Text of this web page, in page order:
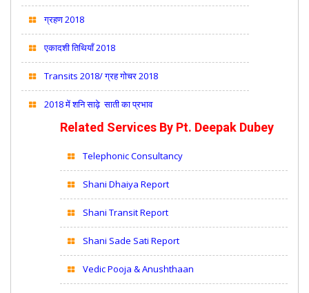
ग्रहण 2018
एकादशी तिथियाँ 2018
Transits 2018/ ग्रह गोचर 2018
2018 में शनि साढ़े साती का प्रभाव
Related Services By Pt. Deepak Dubey
Telephonic Consultancy
Shani Dhaiya Report
Shani Transit Report
Shani Sade Sati Report
Vedic Pooja & Anushthaan